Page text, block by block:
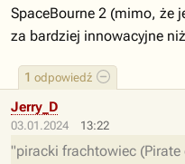
1 odpowiedź
SpaceBourne 2 (mimo, że
za bardziej innowacyjne
03.01.2024 13:22
Jerry_D
"piracki frachtowiec (Pirate